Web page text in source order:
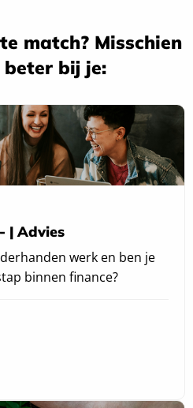
match? Misschien
bij je:
| Advies
werk en ben je
binnen finance?